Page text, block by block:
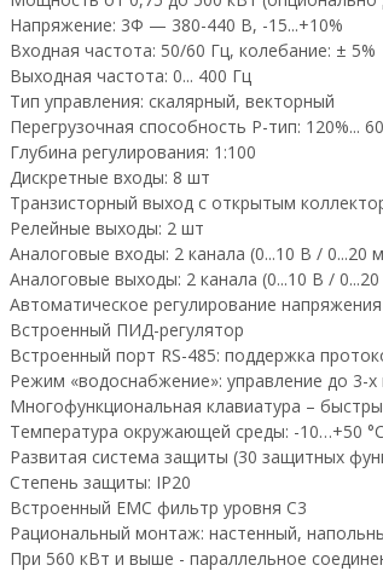
Напряжение: 3Ф — 380-440 В, -15...+10%
Входная частота: 50/60 Гц, колебание: ± 5%
Выходная частота: 0... 400 Гц
Тип управления: скалярный, векторный
Перегрузочная способность Р-тип: 120%...
Глубина регулирования: 1:100
Дискретные входы: 8 шт
Транзисторный выход с открытым
Релейные выходы: 2 шт
Аналоговые входы: 2 канала (0...10 В / 0...20
Аналоговые выходы: 2 канала (0...10 В /
Автоматическое регулирование напряжения
Встроенный ПИД-регулятор
Встроенный порт RS-485: поддержка
Режим «водоснабжение»: управление до 3-х
Многофункциональная клавиатура –
Температура окружающей среды: -10…+50
Развитая система защиты (30 защитных
Степень защиты: IP20
Встроенный EMC фильтр уровня C3
Рациональный монтаж: настенный,
При 560 кВт и выше - параллельное